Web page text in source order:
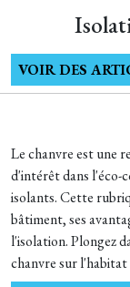
VOIR DES
Le chanvre est une
d'intérêt dans l'éco-
isolants. Cette
bâtiment, ses
l'isolation. Plongez
chanvre sur l'habitat